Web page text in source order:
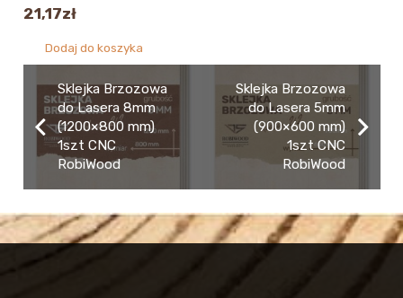
21,17zł
Dodaj do koszyka
Sklejka Brzozowa
do Lasera 8mm
(1200×800 mm)
1szt CNC
RobiWood
Sklejka Brzozowa
do Lasera 5mm
(900×600 mm)
1szt CNC
RobiWood